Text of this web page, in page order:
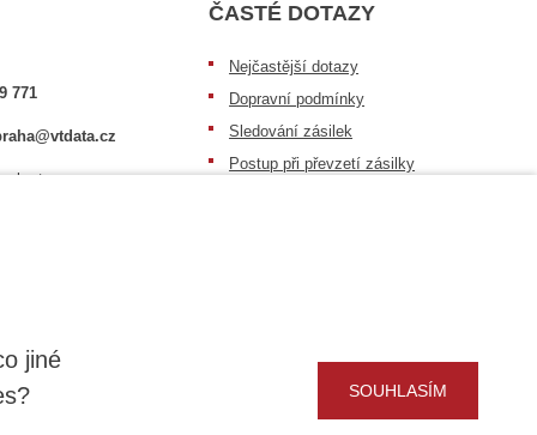
jiné
SOUHLASÍM
771
ČASTÉ DOTAZY
Nejčastější dotazy
Dopravní podmínky
Sledování zásilek
Postup při převzetí zásilky